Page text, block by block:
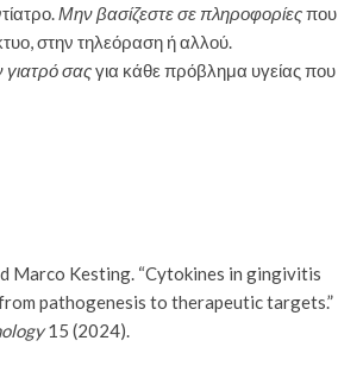
Μην βασίζεστε σε πληροφορίεςπου
στην τηλεόραση ή αλλού.
γιατρό σαςγια κάθε πρόβλημα υγείας που
Marco Kesting. “Cytokines in gingivitis
pathogenesis to therapeutic targets.”
15 (2024).